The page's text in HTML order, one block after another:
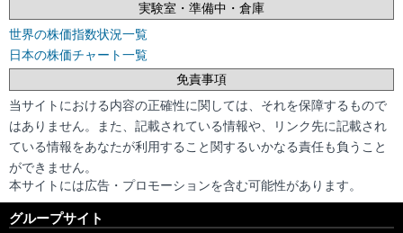
実験室・準備中・倉庫
世界の株価指数状況一覧
日本の株価チャート一覧
免責事項
当サイトにおける内容の正確性に関しては、それを保障するもので
はありません。また、記載されている情報や、リンク先に記載され
ている情報をあなたが利用すること関するいかなる責任も負うこと
ができません。
本サイトには広告・プロモーションを含む可能性があります。
グループサイト